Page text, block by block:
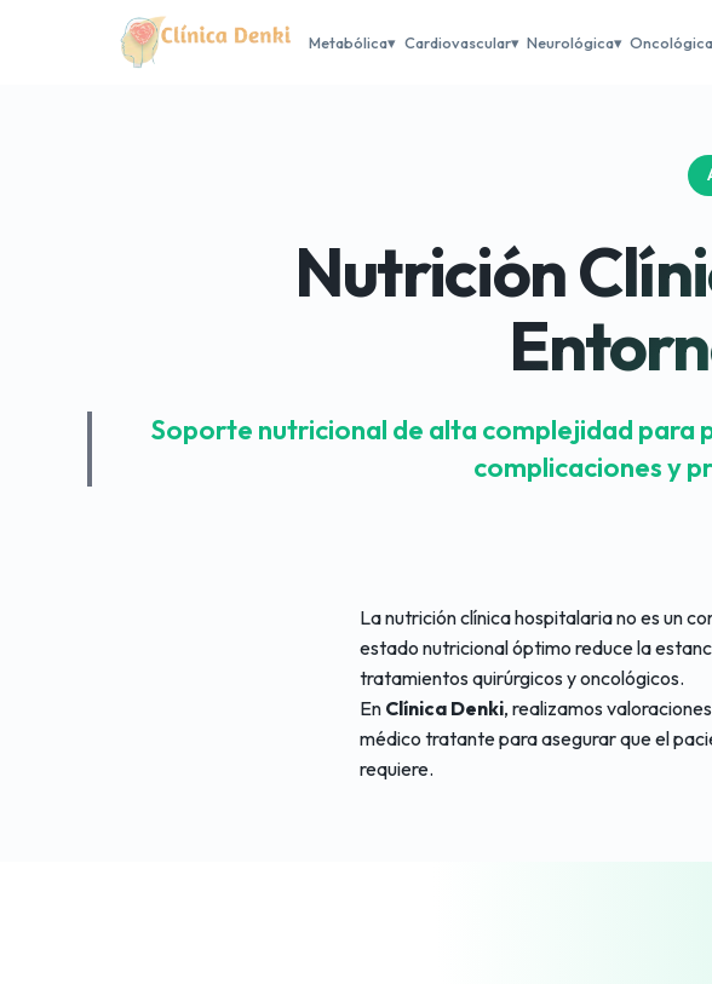
Metabólica Cardiovascular Neurológica
Nutrición
Soporte nutricional de alta complejidad para
complicaciones y
La nutrición clínica hospitalaria no es un
estado nutricional óptimo reduce la
tratamientos quirúrgicos y oncológicos.
En Clínica Denki, realizamos
médico tratante para asegurar que el
requiere.